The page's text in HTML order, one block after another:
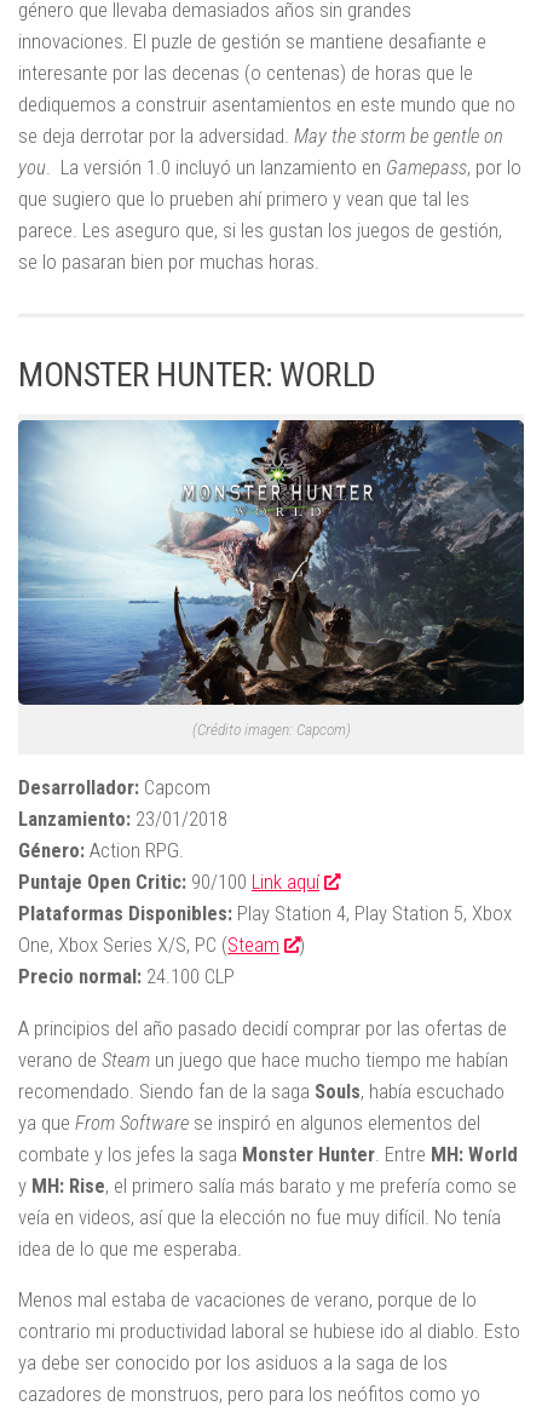
género que llevaba demasiados años sin grandes
innovaciones. El puzle de gestión se mantiene desafiante e
interesante por las decenas (o centenas) de horas que le
dediquemos a construir asentamientos en este mundo que no
se deja derrotar por la adversidad. May the storm be gentle on
you . La versión 1.0 incluyó un lanzamiento en Gamepass, por lo
que sugiero que lo prueben ahí primero y vean que tal les
parece. Les aseguro que, si les gustan los juegos de gestión,
se lo pasaran bien por muchas horas.
MONSTER HUNTER: WORLD
(Crédito imagen: Capcom)
Desarrollador: Capcom
Lanzamiento: 23/01/2018
Género: Action RPG.
Puntaje Open Critic: 90/100 Link aquí
Plataformas Disponibles: Play Station 4, Play Station 5, Xbox
One, Xbox Series X/S, PC (Steam
)
Precio normal: 24.100 CLP
A principios del año pasado decidí comprar por las ofertas de
verano de Steam un juego que hace mucho tiempo me habían
recomendado. Siendo fan de la saga Souls, había escuchado
ya que From Software se inspiró en algunos elementos del
combate y los jefes la saga Monster Hunter . Entre MH: World
y MH: Rise, el primero salía más barato y me prefería como se
veía en videos, así que la elección no fue muy difícil. No tenía
idea de lo que me esperaba.
Menos mal estaba de vacaciones de verano, porque de lo
contrario mi productividad laboral se hubiese ido al diablo. Esto
ya debe ser conocido por los asiduos a la saga de los
cazadores de monstruos, pero para los neófitos como yo